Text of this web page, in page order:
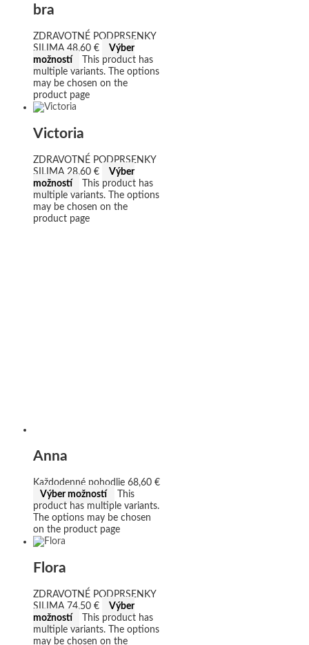
bra
ZDRAVOTNÉ PODPRSENKY
SILIMA 48,60 €
Výber
možností
This product has
multiple variants. The options
may be chosen on the
product page
Victoria
ZDRAVOTNÉ PODPRSENKY
SILIMA 28,60 €
Výber
možností
This product has
multiple variants. The options
may be chosen on the
product page
Anna
Každodenné pohodlie 68,60 €
Výber možností
This
product has multiple variants.
The options may be chosen
on the product page
Flora
ZDRAVOTNÉ PODPRSENKY
SILIMA 74,50 €
Výber
možností
This product has
multiple variants. The options
may be chosen on the